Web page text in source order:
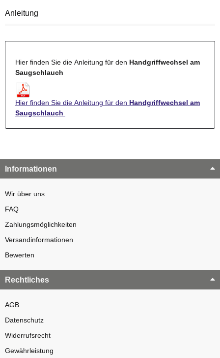
Anleitung
Hier finden Sie die Anleitung für den Handgriffwechsel am
Saugschlauch
Hier finden Sie die Anleitung für den Handgriffwechsel am
Saugschlauch
Informationen
Wir über uns
FAQ
Zahlungsmöglichkeiten
Versandinformationen
Bewerten
Rechtliches
AGB
Datenschutz
Widerrufsrecht
Gewährleistung